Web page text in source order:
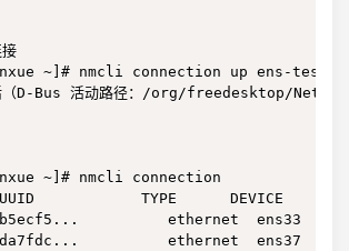
~]# nmcli connection up ens-test1
（D-Bus 活动路径：/org/freedesktop/
~]# nmcli connection
TYPE      DEVICE
ethernet  ens33
da7fdc...          ethernet  ens37